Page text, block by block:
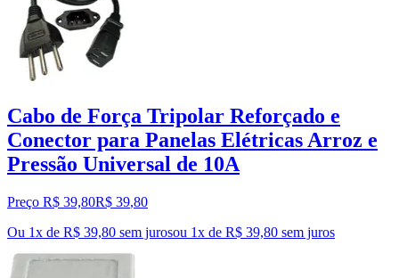
Cabo de Força Tripolar Reforçado e
Conector para Panelas Elétricas Arroz e
Pressão Universal de 10A
Preço R$ 39,80R$ 39,80
Ou 1x de R$ 39,80 sem jurosou 1x de R$ 39,80 sem juros